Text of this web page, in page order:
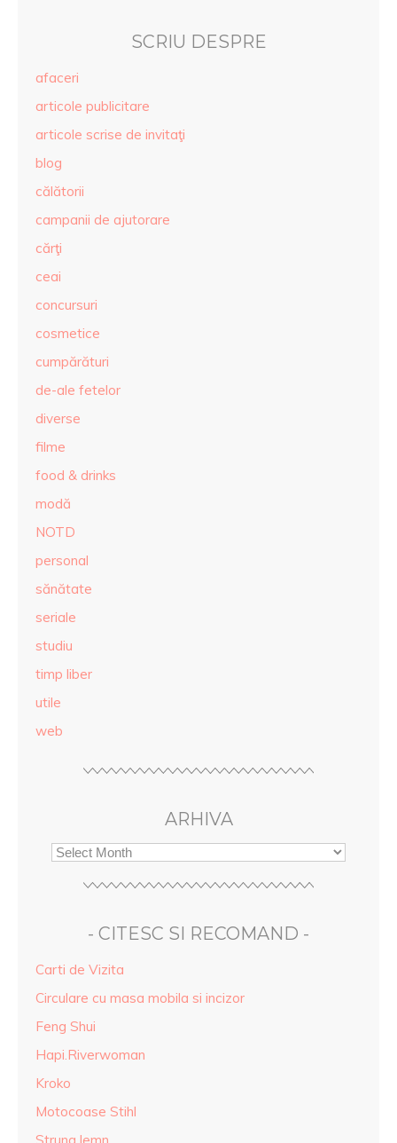
SCRIU DESPRE
afaceri
articole publicitare
articole scrise de invitaţi
blog
călătorii
campanii de ajutorare
cărţi
ceai
concursuri
cosmetice
cumpărături
de-ale fetelor
diverse
filme
food & drinks
modă
NOTD
personal
sănătate
seriale
studiu
timp liber
utile
web
ARHIVA
- CITESC SI RECOMAND -
Carti de Vizita
Circulare cu masa mobila si incizor
Feng Shui
Hapi.Riverwoman
Kroko
Motocoase Stihl